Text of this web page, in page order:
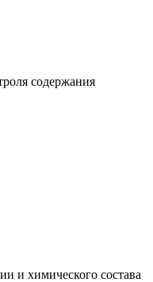
содержания
и химического состава